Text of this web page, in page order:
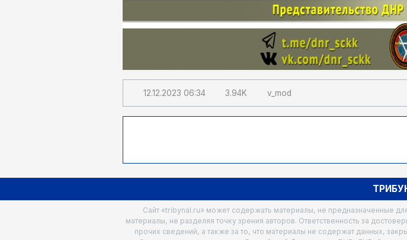
12.12.2023 06:34 3.94K v_mod
Сайт «tribynal.ru» может содержать материалы, не предназначенные
материалы, не разделяя точку зрения авторов. Ответственность за
прочих сведений, а также за то, что материалы не содержат данных,